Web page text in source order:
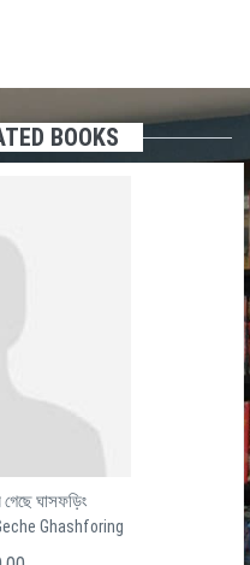
BOOKS
Ghater Shesh Ghat
বার ঘাটের শেষ ঘাট